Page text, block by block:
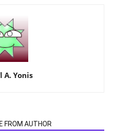
A. Yonis
FROM AUTHOR